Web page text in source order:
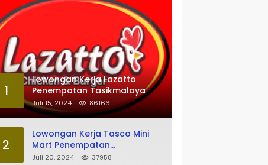
1
Lowongan Kerja Lazatto
Penempatan Tasikmalaya
Juli 15, 2024 86166
2
Lowongan Kerja Tasco Mini
Mart Penempatan
Tasikmalaya
Juli 20, 2024 37958